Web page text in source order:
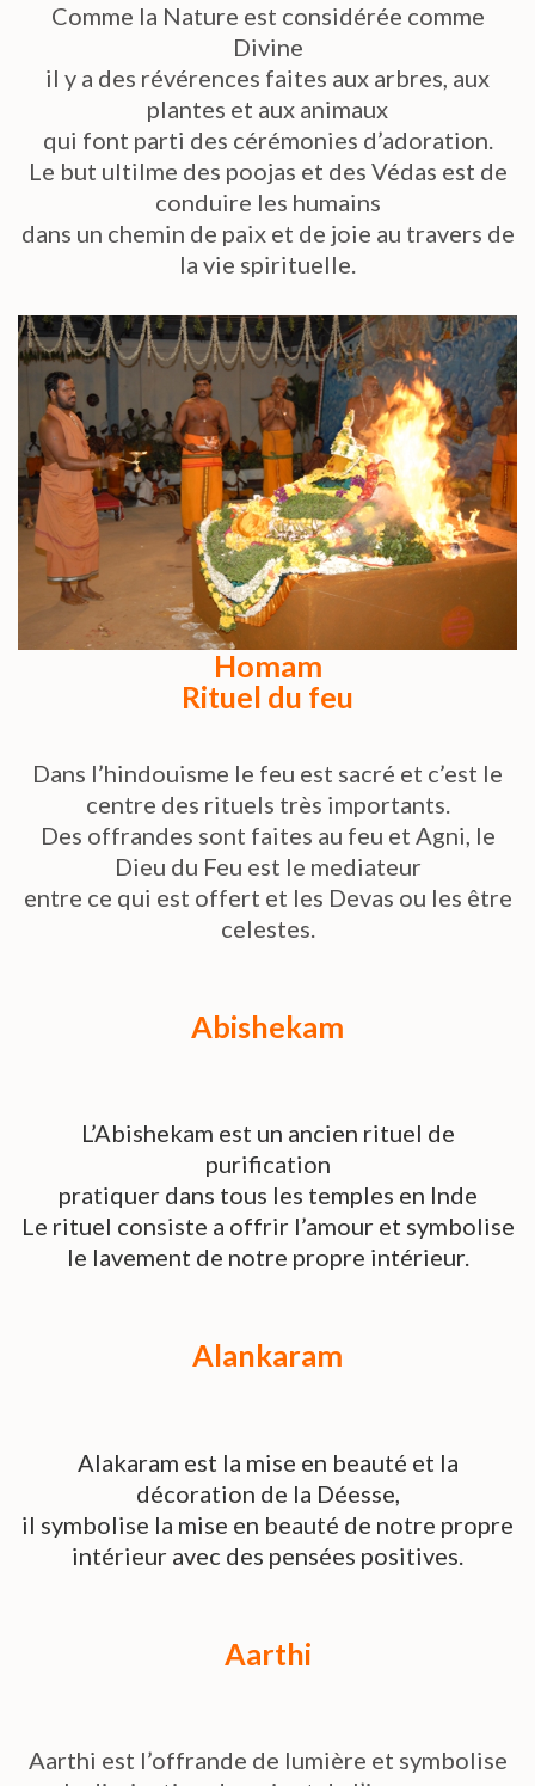
Comme la Nature est considérée comme
Divine
il y a des révérences faites aux arbres, aux
plantes et aux animaux
qui font parti des cérémonies d’adoration.
Le but ultilme des poojas et des Védas est de
conduire les humains
dans un chemin de paix et de joie au travers de
la vie spirituelle.
Homam
Rituel du feu
Dans l’hindouisme le feu est sacré et c’est le
centre des rituels très importants.
Des offrandes sont faites au feu et Agni, le
Dieu du Feu est le mediateur
entre ce qui est offert et les Devas ou les être
celestes.
Abishekam
L’Abishekam est un ancien rituel de
purification
pratiquer dans tous les temples en Inde
Le rituel consiste a offrir l’amour et symbolise
le lavement de notre propre intérieur.
Alankaram
Alakaram est la mise en beauté et la
décoration de la Déesse,
il symbolise la mise en beauté de notre propre
intérieur avec des pensées positives.
Aarthi
Aarthi est l’offrande de lumière et symbolise